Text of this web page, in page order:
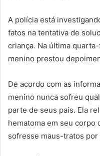
A polícia está
fatos na tentativa de
criança. Na última
menino prestou
De acordo com as
menino nunca sofreu
parte de seus pais. Ela
hematoma em seu corpo
sofresse maus-tratos